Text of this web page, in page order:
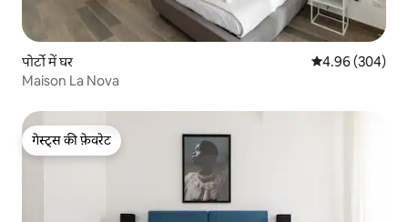
पोर्टो में घर औसत रेटिंग 5 में से
4.96 (304)
Maison La Nova
गेस्ट्स की फ़ेवरेट
गेस्ट्स की फ़ेवरेट